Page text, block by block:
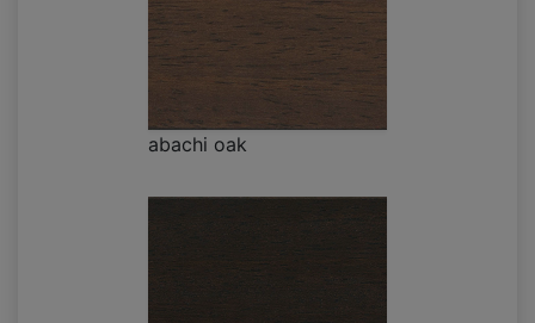
abachi oak